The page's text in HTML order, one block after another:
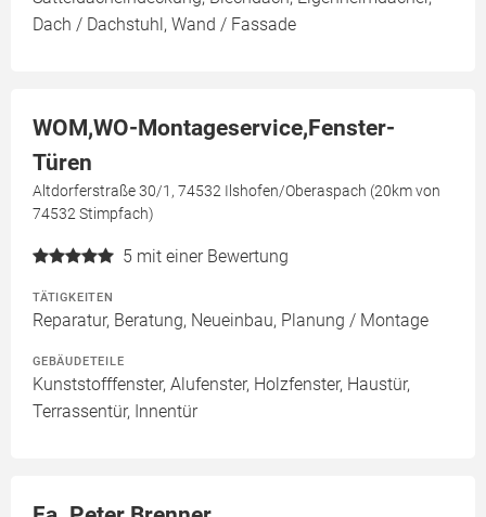
Dach / Dachstuhl, Wand / Fassade
WOM,WO-Montageservice,Fenster-
Türen
Altdorferstraße 30/1, 74532 Ilshofen/Oberaspach (20km von
74532 Stimpfach)
5 mit einer Bewertung
TÄTIGKEITEN
Reparatur, Beratung, Neueinbau, Planung / Montage
GEBÄUDETEILE
Kunststofffenster, Alufenster, Holzfenster, Haustür,
Terrassentür, Innentür